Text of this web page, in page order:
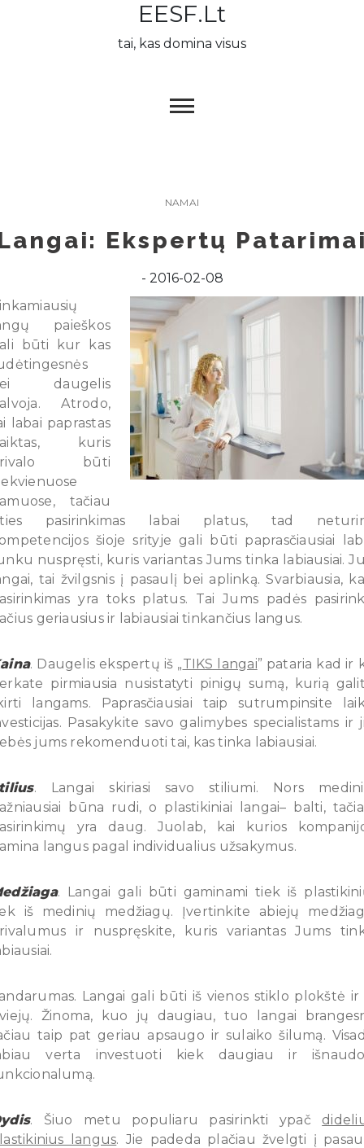
EESF.lt
tai, kas domina visus
NAMAI
Ekspertų
2016-02-08
paieškos
būti kur kas
daugelis
Atrodo,
labai paprastas
kuris
būti
tačiau
pasirinkimas labai platus, tad
šioje srityje gali būti paprasčiausiai
nuspręsti, kuris variantas Jums tinka labiausiai.
tai žvilgsnis į pasaulį bei aplinką. Svarbiausia,
yra toks platus. Tai Jums padės
geriausius ir labiausiai tinkančius langus.
. Daugelis ekspertų iš „TIKS langai” pataria kad ir
pirmiausia nusistatyti pinigų sumą, kurią
langams. Paprasčiausiai taip sutrumpinsite
Pasakykite savo galimybes specialistams ir
jums rekomenduoti tai, kas tinka labiausiai.
. Langai skiriasi savo stiliumi. Nors
būna rudi, o plastikiniai langai– balti,
yra daug. Juolab, kai kurios
langus pagal individualius užsakymus.
. Langai gali būti gaminami tiek iš
iš medinių medžiagų. Įvertinkite abiejų
ir nuspręskite, kuris variantas Jums
Langai gali būti iš vienos stiklo plokštė ir
Žinoma, kuo jų daugiau, tuo langai
taip pat geriau apsaugo ir sulaiko šilumą.
verta investuoti kiek daugiau ir
. Šiuo metu populiaru pasirinkti ypač
langus. Jie padeda plačiau žvelgti į